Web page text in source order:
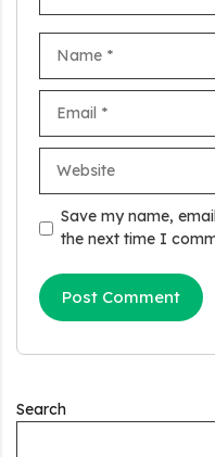
Save my name,
the next time I
Search
Stand Up India
सकते है 8 लाख तक का
स्कीम के तहत मिलता है
Labour House
निर्माण लोन योजना से